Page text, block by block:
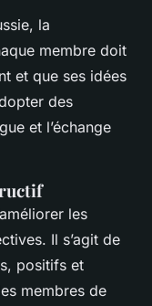
la
membre doit
et que ses idées
des
et l’échange
les
Il s’agit de
positifs et
membres de